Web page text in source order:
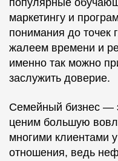
маркетингу и
понимания до точек
жалеем времени и
именно так можно
заслужить доверие.
Семейный бизнес —
ценим большую
многими клиентами
отношения, ведь